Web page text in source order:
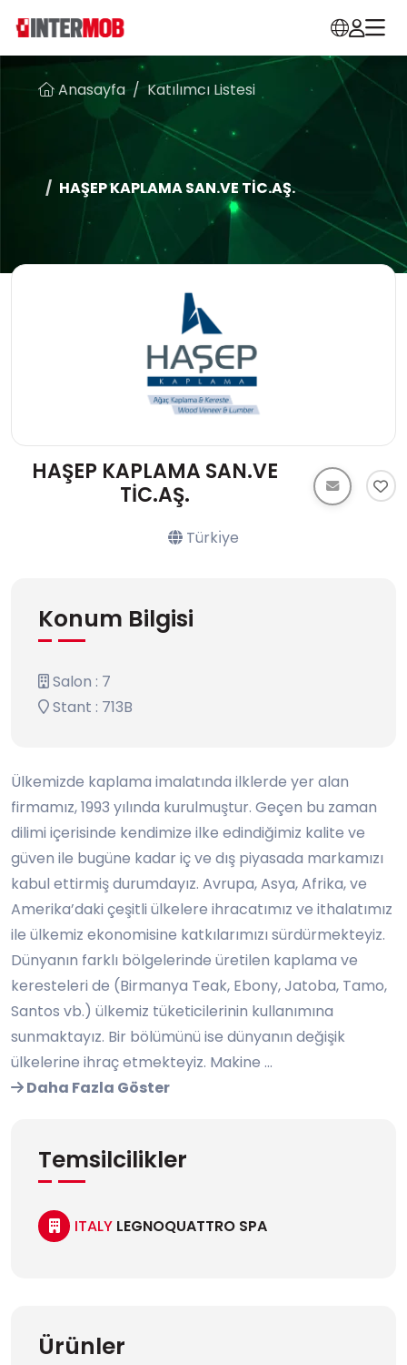
Anasayfa Katılımcı Listesi
HAŞEP KAPLAMA SAN.VE TİC.AŞ.
HAŞEP KAPLAMA SAN.VE
TİC.AŞ.
Türkı̇ye
Konum Bilgisi
Salon : 7
Stant : 713B
Ülkemizde kaplama imalatında ilklerde yer alan
firmamız, 1993 yılında kurulmuştur. Geçen bu zaman
dilimi içerisinde kendimize ilke edindiğimiz kalite ve
güven ile bugüne kadar iç ve dış piyasada markamızı
kabul ettirmiş durumdayız. Avrupa, Asya, Afrika, ve
Amerika’daki çeşitli ülkelere ihracatımız ve ithalatımız
ile ülkemiz ekonomisine katkılarımızı sürdürmekteyiz.
Dünyanın farklı bölgelerinde üretilen kaplama ve
keresteleri de (Birmanya Teak, Ebony, Jatoba, Tamo,
Santos vb.) ülkemiz tüketicilerinin kullanımına
sunmaktayız. Bir bölümünü ise dünyanın değişik
ülkelerine ihraç etmekteyiz. Makine ...
Daha Fazla Göster
Temsilcilikler
ITALY LEGNOQUATTRO SPA
Ürünler